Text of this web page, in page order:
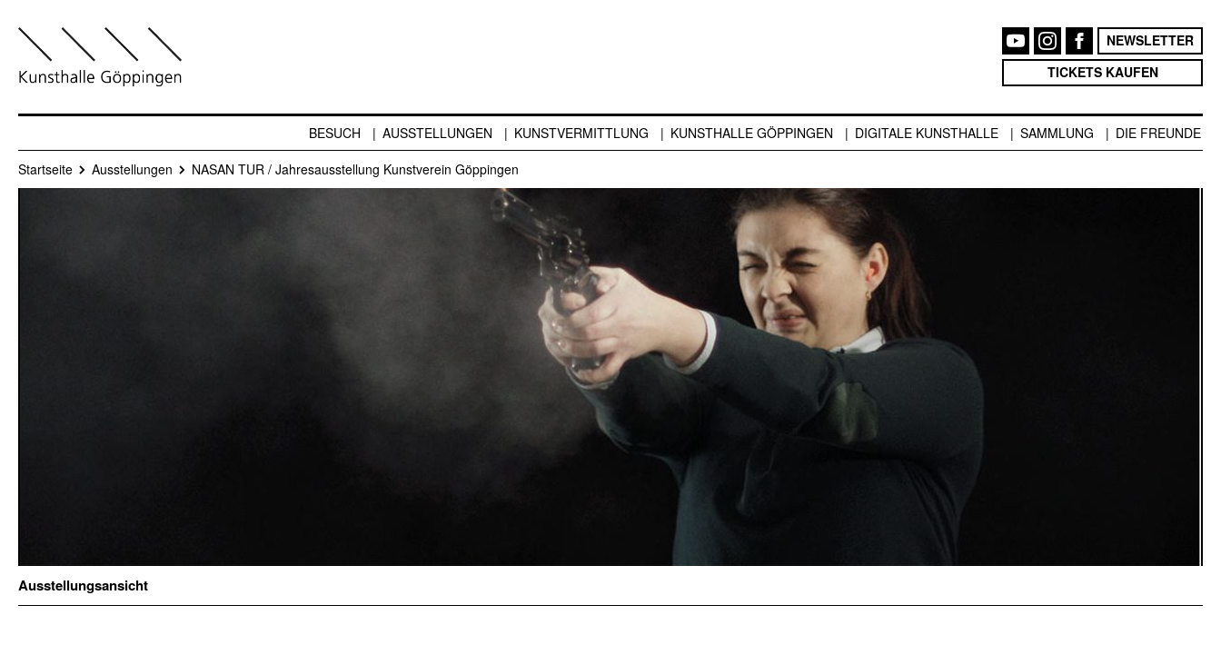
NEWSLETTER
TICKETS KAUFEN
BESUCH AUSSTELLUNGEN KUNSTVERMITTLUNG KUNSTHALLE GÖPPINGEN DIGITALE KUNSTHALLE SAMMLUNG
DIE FREUNDE
Startseite
Ausstellungen NASAN TUR / Jahresausstellung Kunstverein Göppingen
Ausstellungsansicht